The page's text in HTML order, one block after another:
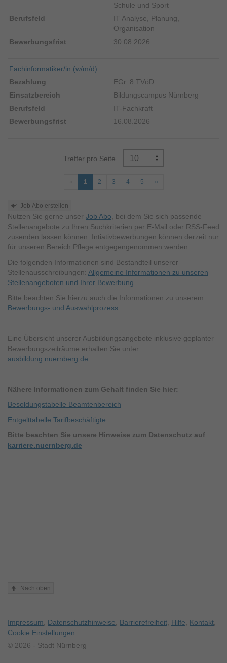
Schule und Sport
IT Analyse, Planung,
Organisation
30.08.2026
Fachinformatiker/in (w/m/d)
EGr. 8 TVöD
Bildungscampus Nürnberg
IT-Fachkraft
16.08.2026
Treffer pro Seite
Vorherige
Seite
1
Aktuelle
2-
2
3-
3
4-
4
5-
5
Nächste
Job Abo erstellen
Nutzen Sie gerne unser Job Abo, bei dem Sie sich passende
Stellenangebote zu Ihren Suchkriterien per E-Mail oder RSS-Feed
zusenden lassen können. Intiativbewerbungen können derzeit nur
für unseren Bereich Pflege entgegengenommen werden.
Die folgenden Informationen sind Bestandteil unserer
Stellenausschreibungen: Allgemeine Informationen zu unseren
Stellenangeboten und Ihrer Bewerbung
Bitte beachten Sie hierzu auch die Informationen zu unserem
Bewerbungs- und Auswahlprozess.
Eine Übersicht unserer Ausbildungsangebote inklusive geplanter
Bewerbungszeiträume erhalten Sie unter
ausbildung.nuernberg.de.
Nähere Informationen zum Gehalt finden Sie hier:
Besoldungstabelle Beamtenbereich
Entgelttabelle Tarifbeschäftigte
Bitte beachten Sie unsere Hinweise zum Datenschutz auf
karriere.nuernberg.de
Fußzeile
Schnellmenü
Nach oben
Sekundäre
Navigation
Impressum Datenschutzhinweise Barrierefreiheit Hilfe
Kontakt
Cookie Einstellungen
© 2026 - Stadt Nürnberg